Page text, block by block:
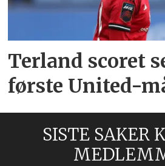
Terland scoret
første United-
SISTE SAKER